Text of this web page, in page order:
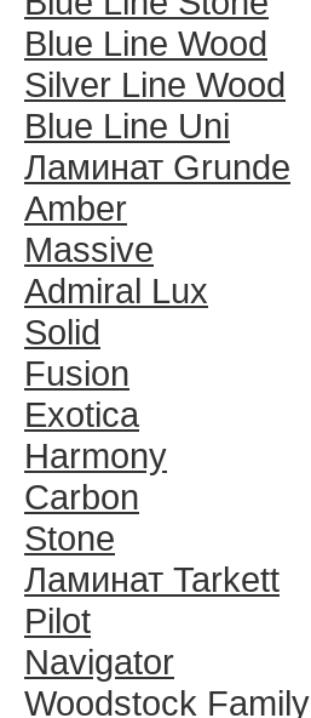
Blue Line Wood
Silver Line Wood
Blue Line Uni
Ламинат Grunde
Amber
Massive
Admiral Lux
Solid
Fusion
Exotica
Harmony
Carbon
Stone
Ламинат Tarkett
Pilot
Navigator
Woodstock Family